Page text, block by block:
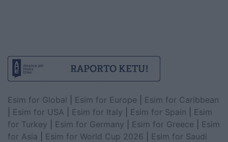
Esim for Global Esim for Europe
Esim for Caribbean
Esim for USA Esim for Italy Esim for Spain
Esim
for Turkey
Esim for Germany Esim for Greece
Esim
for Asia
Esim for World Cup 2026
Esim for Saudi